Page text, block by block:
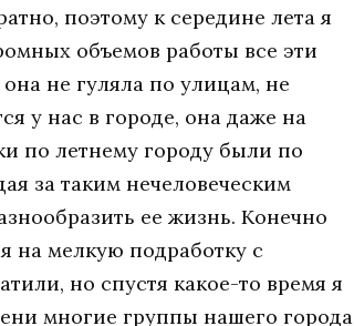
поэтому к середине лета я
объемов работы все эти
не гуляла по улицам, не
у нас в городе, она даже на
по летнему городу были по
за таким нечеловеческим
ее жизнь. Конечно
на мелкую подработку с
но спустя какое-то время я
многие группы нашего города